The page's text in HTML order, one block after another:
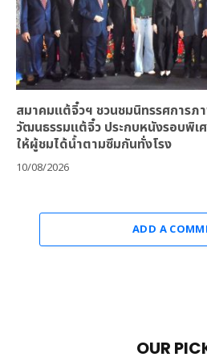
สมาคมแต้จิ๋วฯ ชวนชมนิทรรศการภ
วัฒนธรรมแต้จิ๋ว ประกบหนังรอบพิเ
ให้ผู้ชมได้น้ำตามซึมกันทั่งโรง
10/08/2026
ADD A
OUR